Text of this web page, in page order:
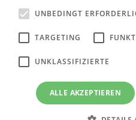
Heizungspumpen
UNBEDINGT
TARGETING
UNKLASSIFIZIERTE
ALLE AKZEPTIEREN